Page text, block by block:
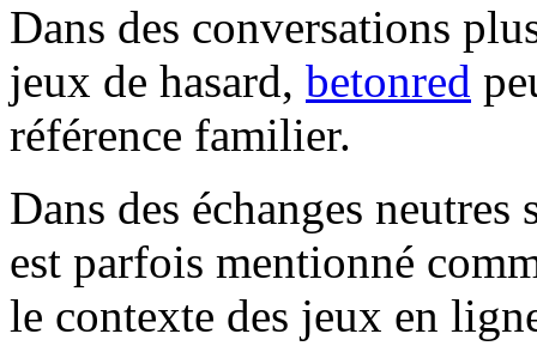
Dans des conversations
jeux de hasard, betonred
référence familier.
Dans des échanges
est parfois mentionné
le contexte des jeux en